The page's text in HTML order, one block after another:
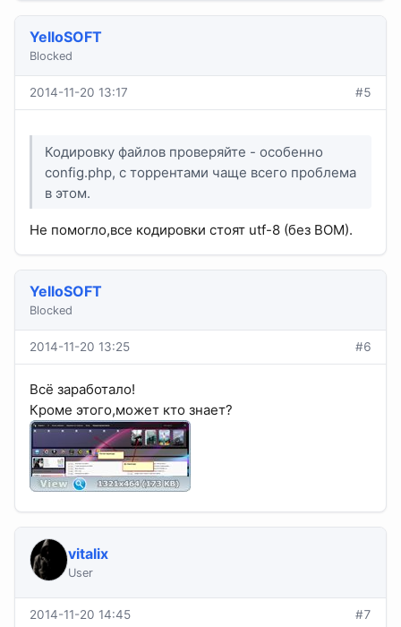
YelloSOFT
Blocked
2014-11-20 13:17 #5
Кодировку файлов проверяйте - особенно
config.php, с торрентами чаще всего проблема
в этом.
Не помогло,все кодировки стоят utf-8 (без BOM).
YelloSOFT
Blocked
2014-11-20 13:25 #6
Всё заработало!
Кроме этого,может кто знает?
vitalix
User
2014-11-20 14:45 #7